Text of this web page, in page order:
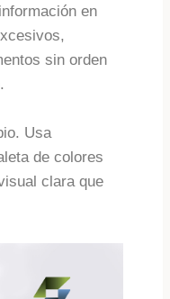
en
sin orden
Usa
de colores
clara que